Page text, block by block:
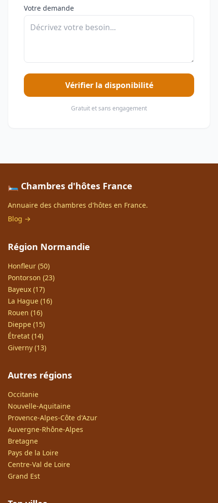
Votre demande
Vérifier la disponibilité
Gratuit et sans engagement
🛏️ Chambres d'hôtes France
Annuaire des chambres d'hôtes en France.
Blog →
Région Normandie
Honfleur (50)
Pontorson (23)
Bayeux (17)
La Hague (16)
Rouen (16)
Dieppe (15)
Étretat (14)
Giverny (13)
Autres régions
Occitanie
Nouvelle-Aquitaine
Provence-Alpes-Côte d'Azur
Auvergne-Rhône-Alpes
Bretagne
Pays de la Loire
Centre-Val de Loire
Grand Est